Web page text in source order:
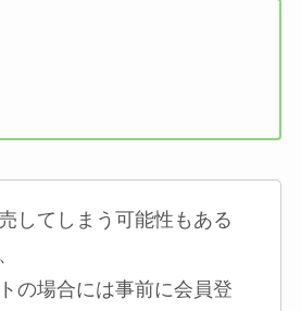
してしまう可能性もある
の場合には事前に会員登